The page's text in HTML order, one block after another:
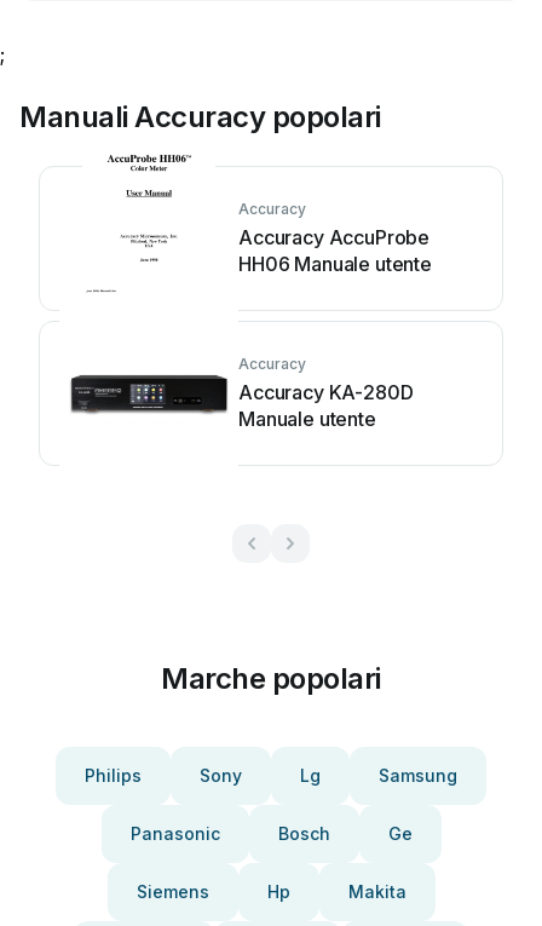
;
Manuali Accuracy popolari
Accuracy
Accuracy AccuProbe
HH06 Manuale utente
Accuracy
Accuracy KA-280D
Manuale utente
Marche popolari
Philips Sony Lg Samsung
Panasonic Bosch Ge
Siemens Hp Makita